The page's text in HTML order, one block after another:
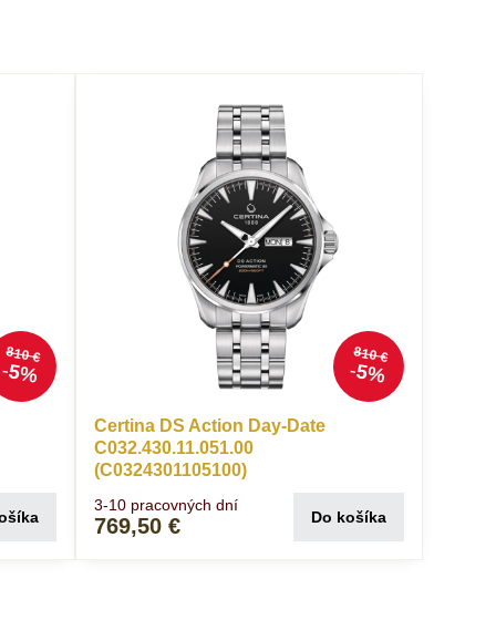
810 €
5%
810 €
5%
Certina DS Action Day-Date
C032.430.11.051.00
(C0324301105100)
3-10 pracovných dní
769,50 € Do košíka